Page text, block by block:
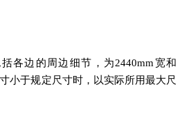
各边的周边细节，为2440mm宽和
小于规定尺寸时，以实际所用最大尺